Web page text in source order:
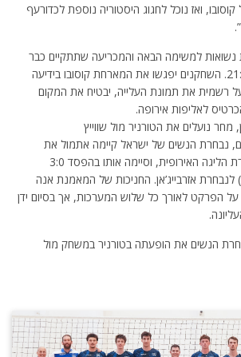
ואז נוכל לחגוג היסטוריה נוספת לכדורעף
למשימה הבאה והמכריעה שתתקיים כבר
מחר (ראשון) בשעה 21:00. השחקנים יפגשו את המארחת קוסובו בידיעה
רשמית את תמונת העלייה, יבטיח את המקום
לאליפות אירופה.
מחר נועלים את הטורניר מול שווייץ
נבחרת הנשים של ישראל קיימה אתמול את
משחקה החמישי במסגרת הליגה האירופית, וסיימה אותו בהפסד 3:0
(25:20, 25:19, 25:20) לנבחרת אזרבייג’אן. החניכות של המאמנת אנה
על הפרקט לאורך כל שלוש המערכות, אך בסיום ידן
הנשים את הופעתה בטורניר במשחק מול